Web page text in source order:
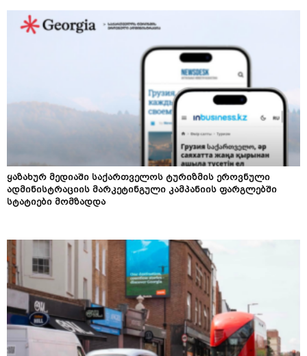
ყაზახურ მედიაში საქართველოს ტურიზმის ეროვნული
ადმინისტრაციის მარკეტინგული კამპანიის ფარგლებში
სტატიები მომზადდა